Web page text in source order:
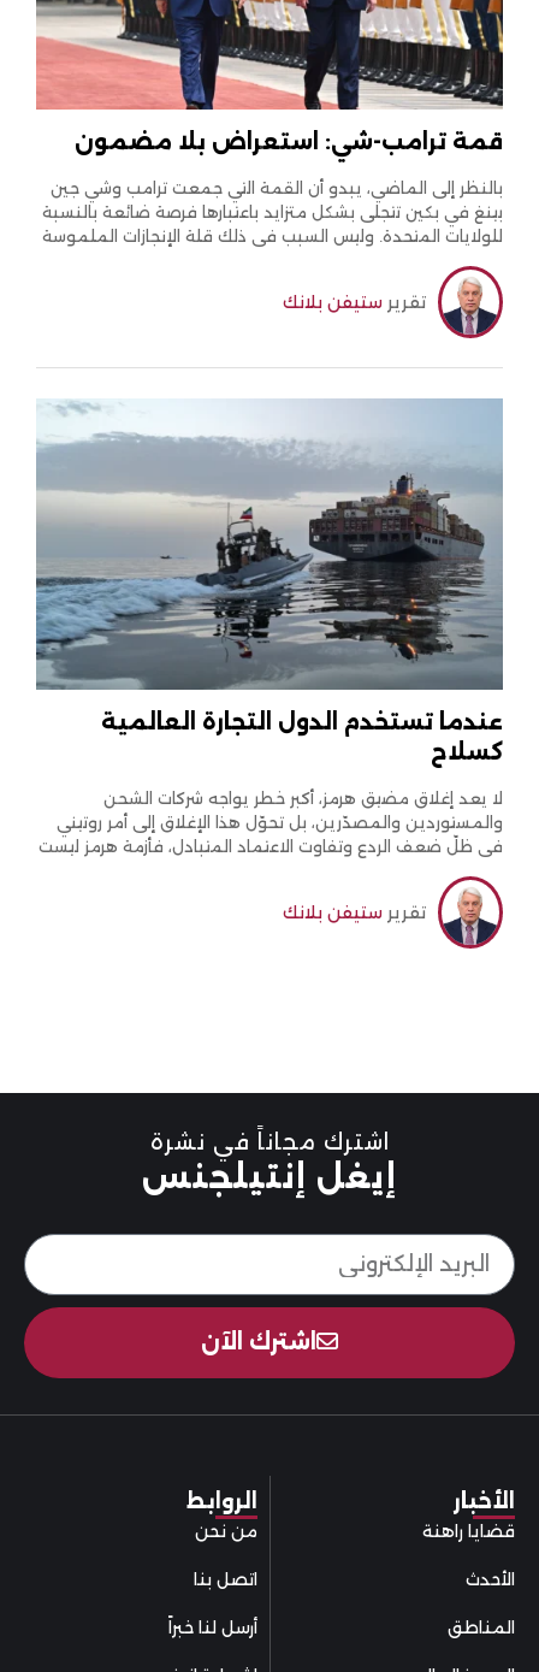
قمة ترامب-شي: استعراض بلا مضمون
بالنظر إلى الماضي، يبدو أن القمة التي جمعت ترامب وشي جين
بينغ في بكين تتجلى بشكل متزايد باعتبارها فرصة ضائعة بالنسبة
للولايات المتحدة. وليس السبب في ذلك قلة الإنجازات الملموسة
إلى أن العديد من القمم السابقة التي لم تُنتج اتفاقات مادية
كبيرة.
تقرير ستيفن بلانك
عندما تستخدم الدول التجارة العالمية
كسلاح
لا يعد إغلاق مضيق هرمز، أكبر خطر يواجه شركات الشحن
والمستوردين والمصدّرين، بل تحوّل هذا الإغلاق إلى أمر روتيني
في ظلّ ضعف الردع وتفاوت الاعتماد المتبادل، فأزمة هرمز ليست
الإكراه البحري، واستهداف البنية التحتية الحيوية، والضغوط
الاقتصادية والتجارية.
تقرير ستيفن بلانك
اشترك مجاناً في نشرة
إيغل إنتيلجنس
اشترك الآن
الأخبار
قضايا راهنة
الأحدث
المناطق
الروابط
من نحن
اتصل بنا
أرسل لنا خبراً